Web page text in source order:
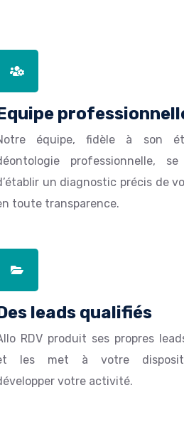
équipe, fidèle à son
professionnelle, se
un diagnostic précis de
toute transparence.
leads qualifiés
RDV produit ses propres
les met à votre
votre activité.